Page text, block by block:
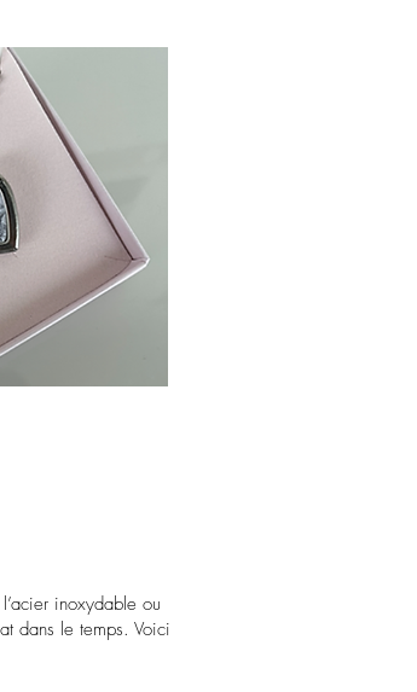
inoxydable ou
dans le temps. Voici